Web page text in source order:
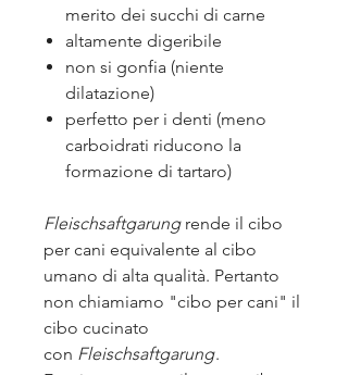
merito dei succhi di carne
altamente digeribile
non si gonfia (niente
dilatazione)
perfetto per i denti (meno
carboidrati riducono la
formazione di tartaro)
Fleischsaftgarungrende il cibo
per cani equivalente al cibo
umano di alta qualità. Pertanto
non chiamiamo "cibo per cani" il
cibo cucinato
con Fleischsaftgarung.